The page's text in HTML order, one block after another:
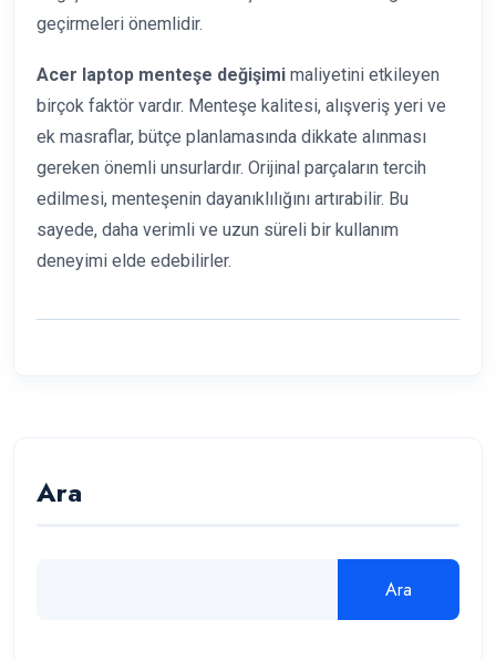
geçirmeleri önemlidir.
Acer laptop menteşe değişimi maliyetini etkileyen
birçok faktör vardır. Menteşe kalitesi, alışveriş yeri ve
ek masraflar, bütçe planlamasında dikkate alınması
gereken önemli unsurlardır. Orijinal parçaların tercih
edilmesi, menteşenin dayanıklılığını artırabilir. Bu
sayede, daha verimli ve uzun süreli bir kullanım
deneyimi elde edebilirler.
Ara
Ara